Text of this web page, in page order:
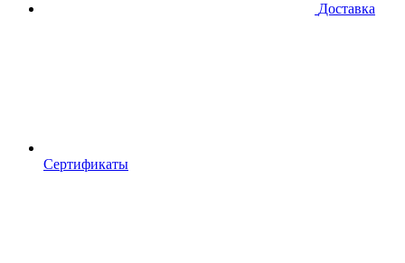
Доставка
Сертификаты